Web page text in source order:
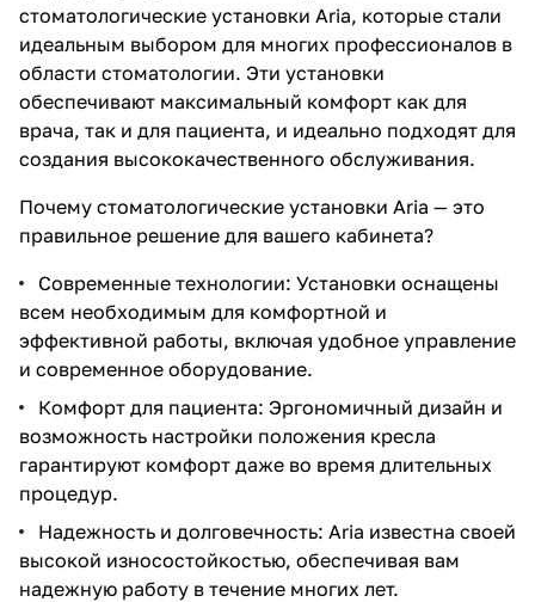
стоматологические установки Aria, которые стали
идеальным выбором для многих профессионалов в
области стоматологии. Эти установки
обеспечивают максимальный комфорт как для
врача, так и для пациента, и идеально подходят для
создания высококачественного обслуживания.
Почему стоматологические установки Aria — это
правильное решение для вашего кабинета?
Современные технологии: Установки оснащены
всем необходимым для комфортной и
эффективной работы, включая удобное управление
и современное оборудование.
Комфорт для пациента: Эргономичный дизайн и
возможность настройки положения кресла
гарантируют комфорт даже во время длительных
процедур.
Надежность и долговечность: Aria известна своей
высокой износостойкостью, обеспечивая вам
надежную работу в течение многих лет.